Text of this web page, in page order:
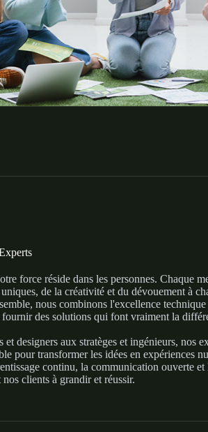
force réside dans les personnes. Chaque
de la créativité et du dévouement à
nous combinons l'excellence
des solutions qui font vraiment la
et designers aux stratèges et ingénieurs, nos
pour transformer les idées en expériences
continu, la communication ouverte et
clients à grandir et réussir.